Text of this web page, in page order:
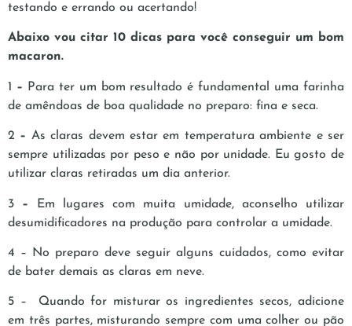
testando e errando ou acertando!
Abaixo vou citar 10 dicas para você conseguir um bom
macaron.
1 –
Para ter um bom resultado é fundamental uma farinha
de amêndoas de boa qualidade no preparo: fina e seca.
2 – As claras devem estar em temperatura ambiente e ser
sempre utilizadas por peso e não por unidade. Eu gosto de
utilizar claras retiradas um dia anterior.
3 –
Em lugares com muita umidade, aconselho utilizar
desumidificadores na produção para controlar a umidade.
4 – No preparo deve seguir alguns cuidados, como evitar
de bater demais as claras em neve.
5 – Quando for misturar os ingredientes secos, adicione
em três partes, misturando sempre com uma colher ou pão